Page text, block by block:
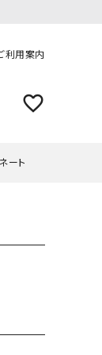
利用案内
favorite_outline
（ハムズ）
ート